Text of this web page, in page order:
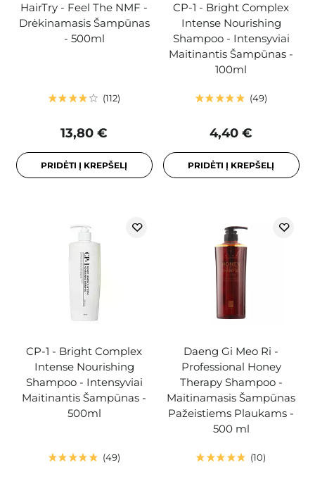
HairTry - Feel The NMF -
Drėkinamasis Šampūnas
- 500ml
112
13,80 €
PRIDĖTI Į KREPŠELĮ
CP-1 - Bright Complex
Intense Nourishing
Shampoo - Intensyviai
Maitinantis Šampūnas -
100ml
49
4,40 €
PRIDĖTI Į KREPŠELĮ
CP-1 - Bright Complex
Intense Nourishing
Shampoo - Intensyviai
Maitinantis Šampūnas -
500ml
49
Daeng Gi Meo Ri -
Professional Honey
Therapy Shampoo -
Maitinamasis Šampūnas
Pažeistiems Plaukams -
500 ml
10